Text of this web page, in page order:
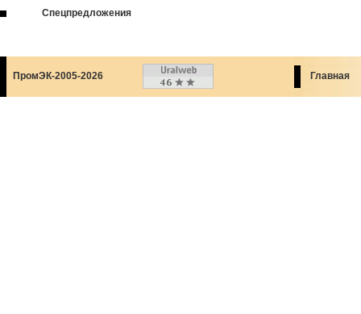
Спецпредложения
ПромЭК-2005-2026 Главная